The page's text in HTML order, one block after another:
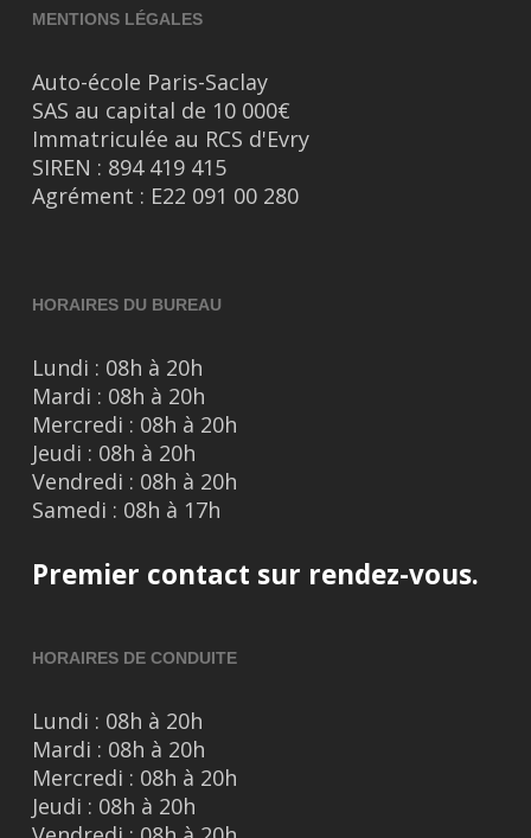
MENTIONS LÉGALES
Auto-école Paris-Saclay
SAS au capital de 10 000€
Immatriculée au RCS d'Evry
SIREN : 894 419 415
Agrément : E22 091 00 280
HORAIRES DU BUREAU
Lundi : 08h à 20h
Mardi : 08h à 20h
Mercredi : 08h à 20h
Jeudi : 08h à 20h
Vendredi : 08h à 20h
Samedi : 08h à 17h
Premier contact sur rendez-vous.
HORAIRES DE CONDUITE
Lundi : 08h à 20h
Mardi : 08h à 20h
Mercredi : 08h à 20h
Jeudi : 08h à 20h